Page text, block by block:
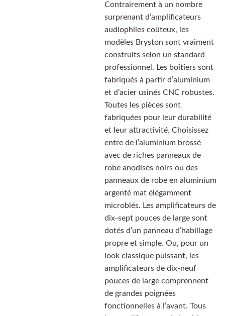
Contrairement à un nombre
surprenant d’amplificateurs
audiophiles coûteux, les
modèles Bryston sont vraiment
construits selon un standard
professionnel. Les boîtiers sont
fabriqués à partir d’aluminium
et d’acier usinés CNC robustes.
Toutes les pièces sont
fabriquées pour leur durabilité
et leur attractivité. Choisissez
entre de l’aluminium brossé
avec de riches panneaux de
robe anodisés noirs ou des
panneaux de robe en aluminium
argenté mat élégamment
microblés. Les amplificateurs de
dix-sept pouces de large sont
dotés d’un panneau d’habillage
propre et simple. Ou, pour un
look classique puissant, les
amplificateurs de dix-neuf
pouces de large comprennent
de grandes poignées
fonctionnelles à l’avant. Tous